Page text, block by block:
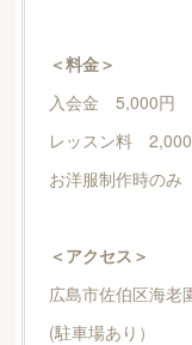
＜料金＞
入会金 5,000円
レッスン料
お洋服制作時の
＜アクセス＞
広島市佐伯区海老
(駐車場あり）